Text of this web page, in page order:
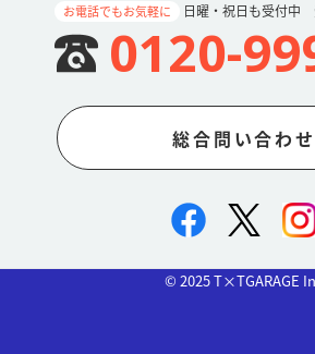
お電話でもお気軽に 日曜・祝日も受付中
0120-
総合問い合わせ
© 2025 T×TGARAGE